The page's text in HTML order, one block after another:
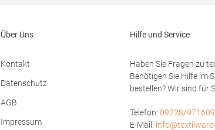
Über Uns
Kontakt
Datenschutz
AGB
Impressum
Hilfe und Service
Haben Sie Fragen zu
Benötigen Sie Hilfe im
bestellen? Wir sind für
Telefon: 09228/
E-Mail: